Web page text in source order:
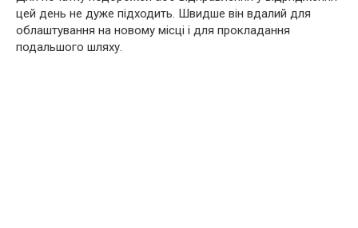
цей день не дуже підходить. Швидше він вдалий для
облаштування на новому місці і для прокладання
подальшого шляху.